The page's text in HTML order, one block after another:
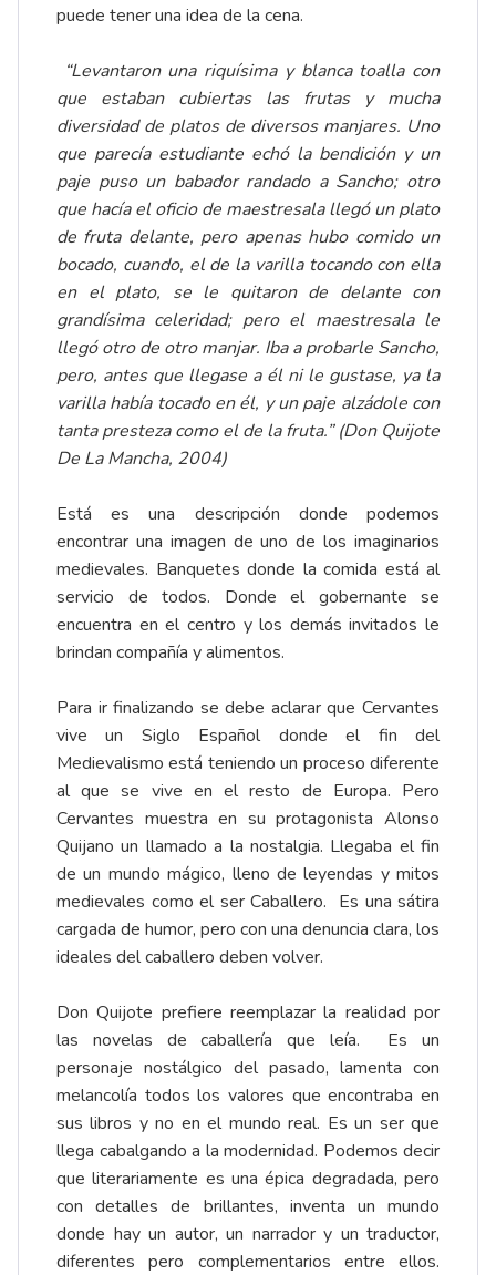
puede tener una idea de la cena.
“Levantaron una riquísima y blanca toalla con
que estaban cubiertas las frutas y mucha
diversidad de platos de diversos manjares. Uno
que parecía estudiante echó la bendición y un
paje puso un babador randado a Sancho; otro
que hacía el oficio de maestresala llegó un plato
de fruta delante, pero apenas hubo comido un
bocado, cuando, el de la varilla tocando con ella
en el plato, se le quitaron de delante con
grandísima celeridad; pero el maestresala le
llegó otro de otro manjar. Iba a probarle Sancho,
pero, antes que llegase a él ni le gustase, ya la
varilla había tocado en él, y un paje alzádole con
tanta presteza como el de la fruta.” (Don Quijote
De La Mancha, 2004)
Está es una descripción donde podemos
encontrar una imagen de uno de los imaginarios
medievales. Banquetes donde la comida está al
servicio de todos. Donde el gobernante se
encuentra en el centro y los demás invitados le
brindan compañía y alimentos.
Para ir finalizando se debe aclarar que Cervantes
vive un Siglo Español donde el fin del
Medievalismo está teniendo un proceso diferente
al que se vive en el resto de Europa. Pero
Cervantes muestra en su protagonista Alonso
Quijano un llamado a la nostalgia. Llegaba el fin
de un mundo mágico, lleno de leyendas y mitos
medievales como el ser Caballero. Es una sátira
cargada de humor, pero con una denuncia clara, los
ideales del caballero deben volver.
Don Quijote prefiere reemplazar la realidad por
las novelas de caballería que leía. Es un
personaje nostálgico del pasado, lamenta con
melancolía todos los valores que encontraba en
sus libros y no en el mundo real. Es un ser que
llega cabalgando a la modernidad. Podemos decir
que literariamente es una épica degradada, pero
con detalles de brillantes, inventa un mundo
donde hay un autor, un narrador y un traductor,
diferentes pero complementarios entre ellos.